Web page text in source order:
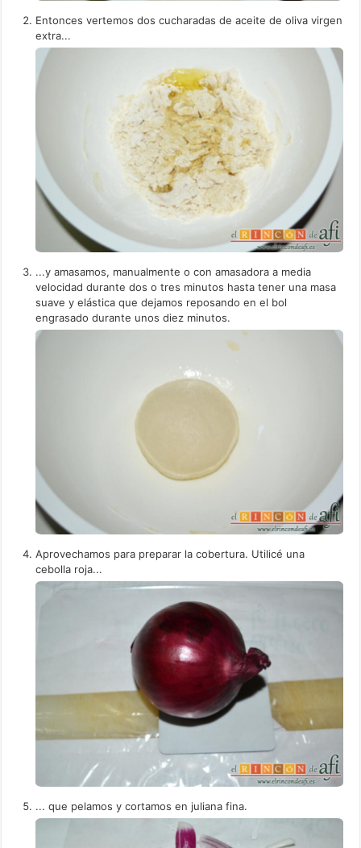
Entonces vertemos dos cucharadas de aceite de oliva virgen
extra...
...y amasamos, manualmente o con amasadora a media
velocidad durante dos o tres minutos hasta tener una masa
suave y elástica que dejamos reposando en el bol
engrasado durante unos diez minutos.
Aprovechamos para preparar la cobertura. Utilicé una
cebolla roja...
... que pelamos y cortamos en juliana fina.